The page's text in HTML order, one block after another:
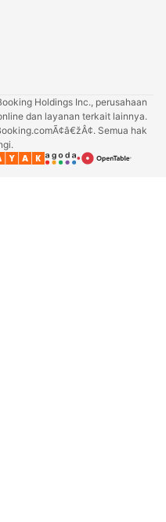
Holdings Inc., perusahaan
dan layanan terkait lainnya.
Semua hak